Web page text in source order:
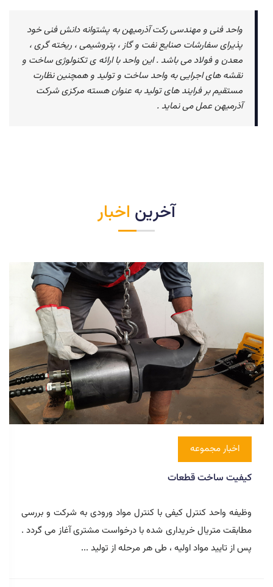
واحد فنی و مهندسی رکت آذرمیهن به پشتوانه دانش فنی خود
پذیرای سفارشات صنایع نفت و گاز ، پتروشیمی ، ریخته گری ،
معدن و فولاد می باشد . این واحد با ارائه ی تکنولوژی ساخت و
نقشه های اجرایی به واحد ساخت و تولید و همچنین نظارت
مستقیم بر فرایند های تولید به عنوان هسته مرکزی شرکت
آذرمیهن عمل می نماید .
آخرین اخبار
اخبار مجموعه
ابزارآلات دقیق تولید
واحد ساخت و تولید شرکت آذرمیهن نقشه های ساخت ارائه شده
از واحد فنی و مهندسی را بررسی و الزامات ساخت شامل ابزارهای
تولیدی ، جیگ و فیکسچرها ، میزان مواد اولیه ...